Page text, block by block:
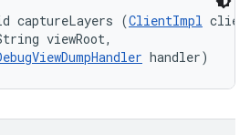
captureLayers (ClientImpl
viewRoot,
handler)